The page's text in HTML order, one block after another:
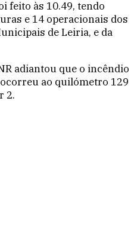
feito às 10.49, tendo
e 14 operacionais dos
de Leiria, e da
adiantou que o incêndio
ao quilómetro 129
2.